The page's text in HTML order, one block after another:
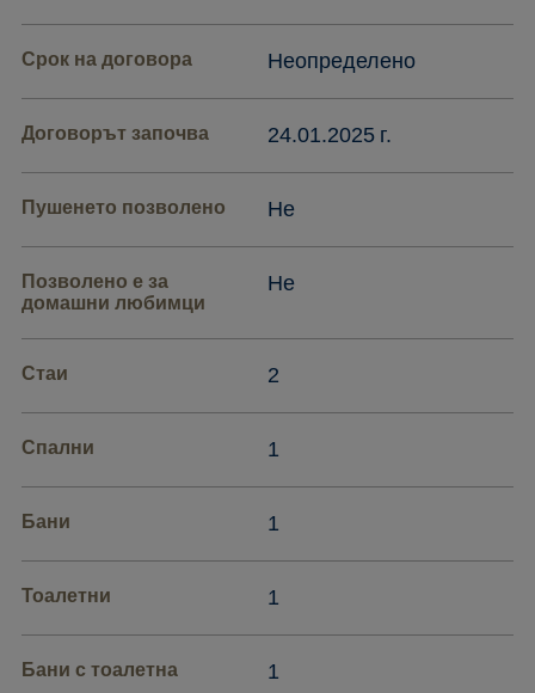
Срок на договора Неопределено
Договорът започва 24.01.2025 г.
Пушенето позволено Не
Позволено е за
домашни любимци
Не
Стаи 2
Спални 1
Бани 1
Тоалетни 1
Бани с тоалетна 1